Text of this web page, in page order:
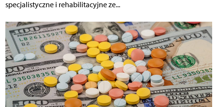
specjalistyczne i rehabilitacyjne ze...